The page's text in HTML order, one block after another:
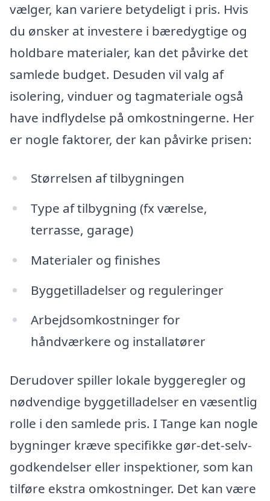
vælger, kan variere betydeligt i pris. Hvis
du ønsker at investere i bæredygtige og
holdbare materialer, kan det påvirke det
samlede budget. Desuden vil valg af
isolering, vinduer og tagmateriale også
have indflydelse på omkostningerne. Her
er nogle faktorer, der kan påvirke prisen:
Størrelsen af tilbygningen
Type af tilbygning (fx værelse,
terrasse, garage)
Materialer og finishes
Byggetilladelser og reguleringer
Arbejdsomkostninger for
håndværkere og installatører
Derudover spiller lokale byggeregler og
nødvendige byggetilladelser en væsentlig
rolle i den samlede pris. I Tange kan nogle
bygninger kræve specifikke gør-det-selv-
godkendelser eller inspektioner, som kan
tilføre ekstra omkostninger. Det kan være